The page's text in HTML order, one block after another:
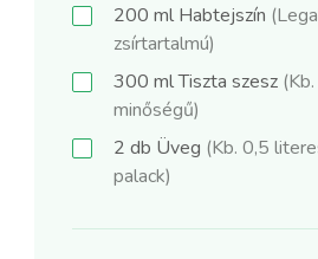
200 ml Habtejszín
zsírtartalmú)
300 mlTiszta szesz
minőségű)
2 db Üveg (Kb. 0,5
palack)